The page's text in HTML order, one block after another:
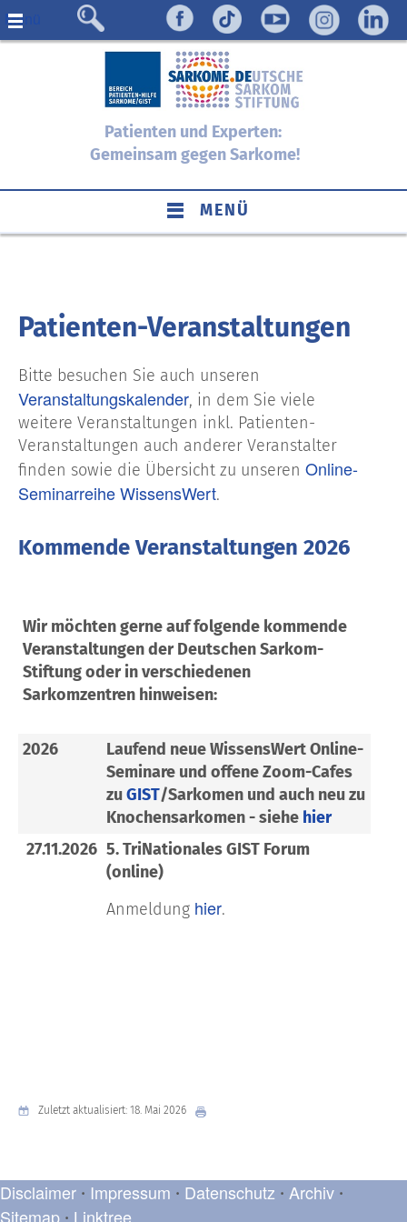
Menü
Patienten und Experten:
Gemeinsam gegen Sarkome!
MENÜ
Patienten-Veranstaltungen
Bitte besuchen Sie auch unseren
Veranstaltungskalender, in dem Sie viele
weitere Veranstaltungen inkl. Patienten-
Veranstaltungen auch anderer Veranstalter
finden sowie die Übersicht zu unseren Online-
Seminarreihe WissensWert.
Kommende Veranstaltungen 2026
Wir möchten gerne auf folgende kommende
Veranstaltungen der Deutschen Sarkom-
Stiftung oder in verschiedenen
Sarkomzentren hinweisen:
2026
Laufend neue WissensWert Online-
Seminare und offene Zoom-Cafes
zuGIST/Sarkomen und auch neu zu
Knochensarkomen - siehe hier
27.11.2026 5. TriNationales GIST Forum
(online)
Anmeldung hier.
Zuletzt aktualisiert: 18. Mai 2026
Disclaimer • Impressum • Datenschutz • Archiv •
Sitemap Linktree